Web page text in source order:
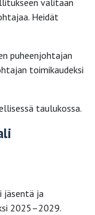
Heidät
puheenjohtajan
toimikaudeksi
taulukossa.
jäsentä ja
2025–2029.